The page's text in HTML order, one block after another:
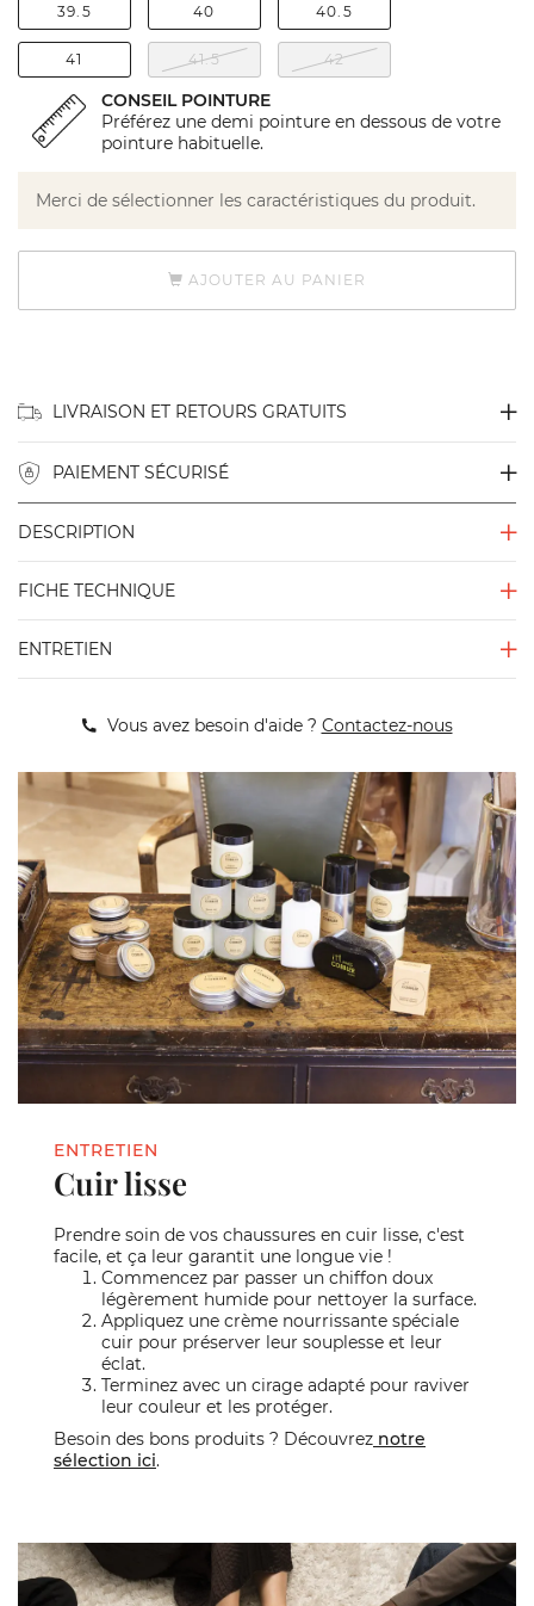
39.5 40 40.5
41 41.5 42
CONSEIL POINTURE
Préférez une demi pointure en dessous de votre
pointure habituelle.
Merci de sélectionner les caractéristiques du produit.
AJOUTER AU PANIER
LIVRAISON ET RETOURS GRATUITS
PAIEMENT SÉCURISÉ
DESCRIPTION
FICHE TECHNIQUE
ENTRETIEN
Vous avez besoin d'aide ? Contactez-nous
ENTRETIEN
Cuir lisse
Prendre soin de vos chaussures en cuir lisse, c'est
facile, et ça leur garantit une longue vie !
Commencez par passer un chiffon doux
légèrement humide pour nettoyer la surface.
Appliquez une crème nourrissante spéciale
cuir pour préserver leur souplesse et leur
éclat.
Terminez avec un cirage adapté pour raviver
leur couleur et les protéger.
Besoin des bons produits ? Découvrez notre
sélection ici.